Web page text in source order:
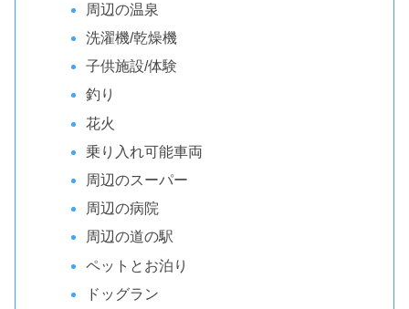
周辺の温泉
洗濯機/乾燥機
子供施設/体験
釣り
花火
乗り入れ可能車両
周辺のスーパー
周辺の病院
周辺の道の駅
ペットとお泊り
ドッグラン